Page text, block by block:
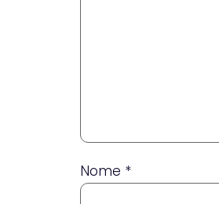
Nome *